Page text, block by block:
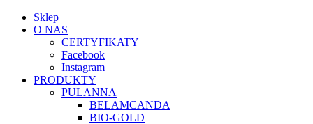
Sklep
O NAS
CERTYFIKATY
Facebook
Instagram
PRODUKTY
PULANNA
BELAMCANDA
BIO-GOLD